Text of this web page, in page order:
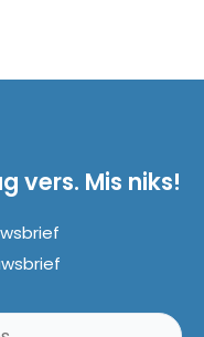
vers. Mis niks!